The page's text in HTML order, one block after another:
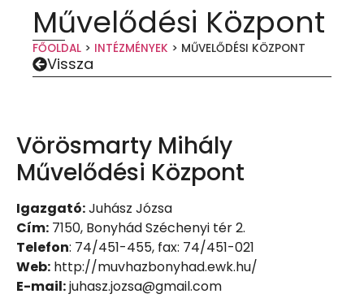
Művelődési Központ
FŐOLDAL > INTÉZMÉNYEK > MŰVELŐDÉSI KÖZPONT
Vissza
Vörösmarty Mihály
Művelődési Központ
Igazgató:Juhász Józsa
Cím: 7150, Bonyhád Széchenyi tér 2.
Telefon: 74/451-455, fax: 74/451-021
Web: http://muvhazbonyhad.ewk.hu/
E-mail:juhasz.jozsa@gmail.com